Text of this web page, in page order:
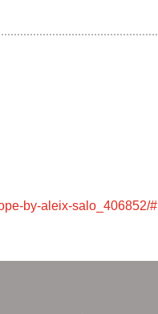
by-aleix-salo_406852/#